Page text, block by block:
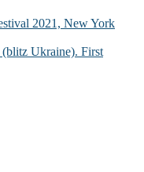
2021, New York
Ukraine). First